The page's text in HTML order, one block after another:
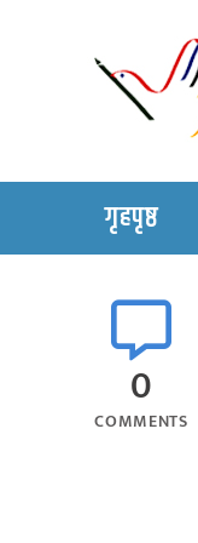
गृहपृष्ठ
0
COMMENTS